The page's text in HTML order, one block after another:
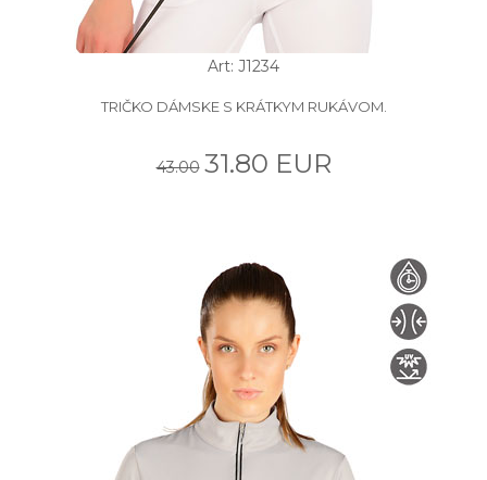
Art: J1234
TRIČKO DÁMSKE S KRÁTKYM RUKÁVOM.
43.00 31.80 EUR